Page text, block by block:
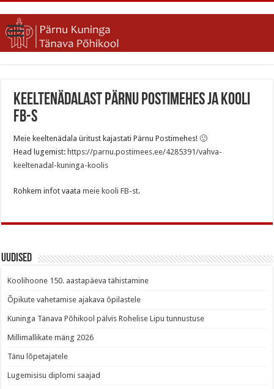
Keeltenädalast Pärnu Postimehes ja kooli
FB-s
Meie keeltenädala üritust kajastati Pärnu Postimehes!🙂
Head lugemist: https://parnu.postimees.ee/4285391/vahva-
keeltenadal-kuninga-koolis
Rohkem infot vaatameie kooli FB-st.
Uudised
Koolihoone 150. aastapäeva tähistamine
Õpikute vahetamise ajakava õpilastele
Kuninga Tänava Põhikool pälvis Rohelise Lipu tunnustuse
Millimallikate mäng 2026
Tänu lõpetajatele
Lugemisisu diplomi saajad